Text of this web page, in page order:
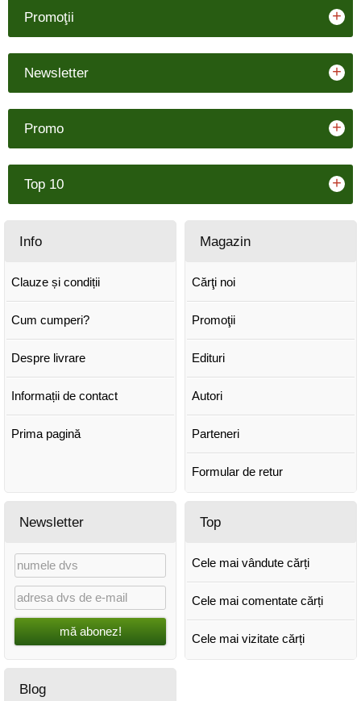
Promoţii +
Newsletter +
Promo +
Top 10 +
Info
Clauze și condiții
Cum cumperi?
Despre livrare
Informații de contact
Prima pagină
Magazin
Cărţi noi
Promoţii
Edituri
Autori
Parteneri
Formular de retur
Newsletter
mă abonez!
Top
Cele mai vândute cărți
Cele mai comentate cărți
Cele mai vizitate cărți
Blog